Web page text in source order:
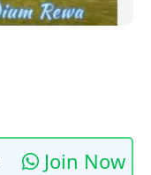
Join Now